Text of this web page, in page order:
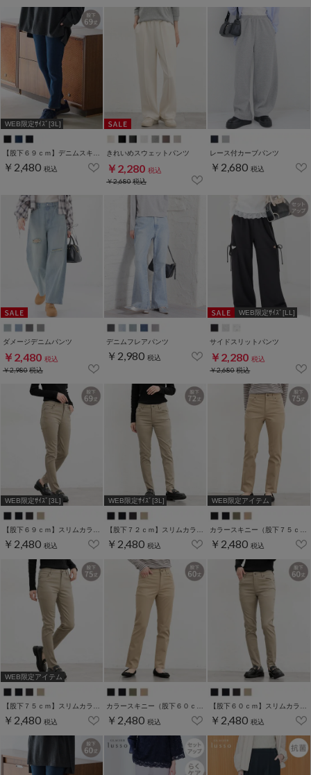
WEB限定ｻｲｽﾞ[3L]
￥2,480 税込
きれいめスウェットパンツ
￥2,280 税込
￥2,680税込
レース付カーブパンツ
￥2,680 税込
ダメージデニムパンツ
￥2,480 税込
￥2,980税込
デニムフレアパンツ
￥2,980 税込
WEB限定ｻｲｽﾞ[LL]
サイドスリットパンツ
￥2,280 税込
￥2,680税込
WEB限定ｻｲｽﾞ[3L]
【股下６９ｃｍ】スリムカラースキニー(股下60/63/66/69/72/75cm展開)
￥2,480 税込
WEB限定ｻｲｽﾞ[3L]
【股下７２ｃｍ】スリムカラースキニー(股下60/63/66/69/72/75cm展開)
￥2,480 税込
WEB限定アイテム
カラースキニー（股下７５ｃｍ）
￥2,480 税込
WEB限定アイテム
￥2,480 税込 ￥2,480 税込 ￥2,480 税込